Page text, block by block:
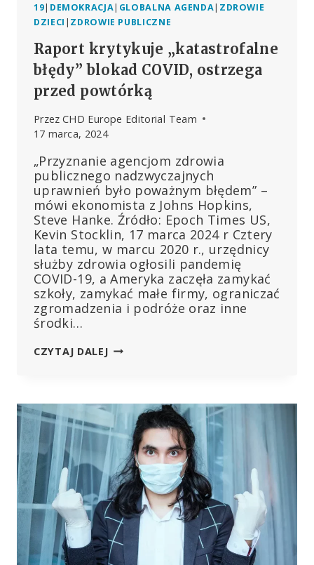
19| DEMOKRACJA| GLOBALNA AGENDA| ZDROWIE
DZIECI | ZDROWIE PUBLICZNE
Raport krytykuje „katastrofalne
błędy” blokad COVID, ostrzega
przed powtórką
Przez CHD Europe Editorial Team
17 marca, 2024
„Przyznanie agencjom zdrowia
publicznego nadzwyczajnych
uprawnień było poważnym błędem” –
mówi ekonomista z Johns Hopkins,
Steve Hanke. Źródło: Epoch Times US,
Kevin Stocklin, 17 marca 2024 r Cztery
lata temu, w marcu 2020 r., urzędnicy
służby zdrowia ogłosili pandemię
COVID-19, a Ameryka zaczęła zamykać
szkoły, zamykać małe firmy, ograniczać
zgromadzenia i podróże oraz inne
środki…
CZYTAJ DALEJRAPORT
BLOKAD
COVID,
OSTRZEGA
PRZED
POWTÓRKĄ